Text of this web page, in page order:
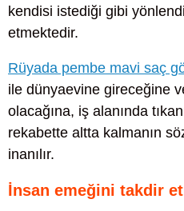
kendisi istediği gibi
etmektedir.
Rüyada pembe mavi saç
ile dünyaevine gireceğine
olacağına, iş alanında
rekabette altta kalmanın
inanılır.
İnsan emeğini takdir